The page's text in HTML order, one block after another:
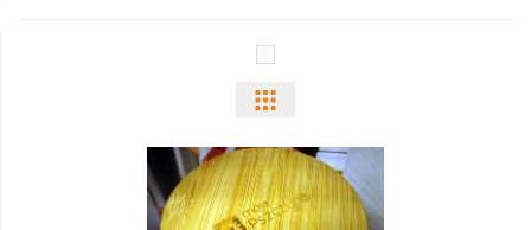
odmiany
i